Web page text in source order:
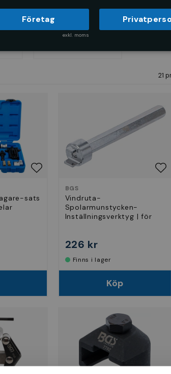
21
sats
BGS
Vindruta-
Spolarmunstycken-
Inställningsverktyg | för
226 kr
Finns i lager
Köp
Företag
exkl. moms